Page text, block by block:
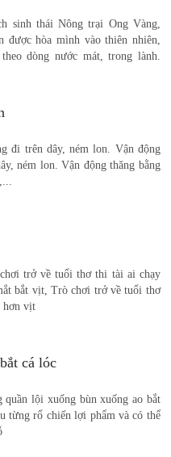
sinh thái Nông trại Ong Vàng,
được hòa mình vào thiên nhiên,
dòng nước mát, trong lành.
đi trên dây, ném lon. Vận động
ném lon. Vận động thăng bằng
trở về tuổi thơ thi tài ai chạy
bắt vịt, Trò chơi trở về tuổi thơ
hơn vịt
cá lóc
quần lội xuống bùn xuống ao bắt
từng rổ chiến lợi phẩm và có thể